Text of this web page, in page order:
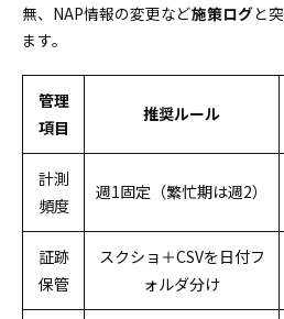
無、NAP情報の変更など施策ログと
ます。
管理
項目
推奨ルール
計測
頻度
週1固定（繁忙期は週2）
証跡
保管
スクショ＋CSVを日付フ
ォルダ分け